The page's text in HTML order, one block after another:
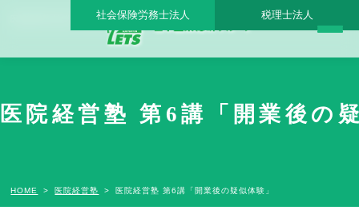
医院経営塾 第6講「開業後の疑似体験」
社会保険労務士法人 税理士法人
医院経営塾 第6講「開業後の
HOME 医院経営塾 医院経営塾 第6講「開業後の疑似体験」